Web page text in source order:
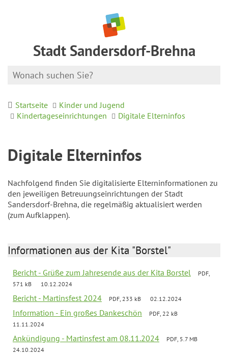
Stadt Sandersdorf-Brehna
Startseite
Kinder und Jugend
Kindertageseinrichtungen
Digitale Elterninfos
Digitale Elterninfos
Nachfolgend finden Sie digitalisierte Elterninformationen zu
den jeweiligen Betreuungseinrichtungen der Stadt
Sandersdorf-Brehna, die regelmäßig aktualisiert werden
(zum Aufklappen).
Informationen aus der Kita "Borstel"
Bericht - Grüße zum Jahresende aus der Kita Borstel
PDF,
571 kB
10.12.2024
Bericht - Martinsfest 2024 PDF, 233 kB 02.12.2024
Information - Ein großes Dankeschön
PDF, 22 kB
11.11.2024
Ankündigung - Martinsfest am 08.11.2024
PDF, 5.7 MB
24.10.2024